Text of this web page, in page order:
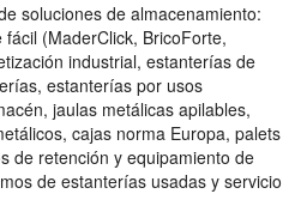
soluciones de almacenamiento:
(MaderClick, BricoForte,
industrial, estanterías de
estanterías por usos
jaulas metálicas apilables,
cajas norma Europa, palets
de retención y equipamiento de
de estanterías usadas y servicio